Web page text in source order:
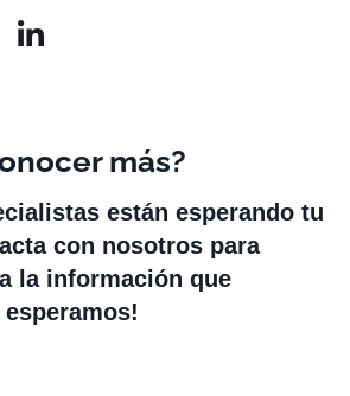
más?
están esperando tu
con nosotros para
la información que
esperamos!